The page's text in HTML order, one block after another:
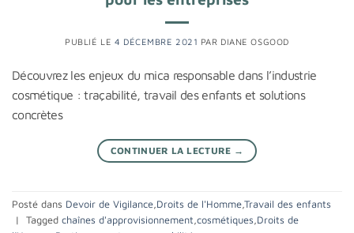
PUBLIÉ LE 4 DÉCEMBRE 2021 PAR DIANE OSGOOD
Découvrez les enjeux du mica responsable dans l’industrie
cosmétique : traçabilité, travail des enfants et solutions
concrètes
CONTINUER LA LECTURE →
Posté dans Devoir de Vigilance,Droits de l'Homme,Travail des enfants
|
Tagged chaînes d'approvisionnement,cosmétiques,Droits de